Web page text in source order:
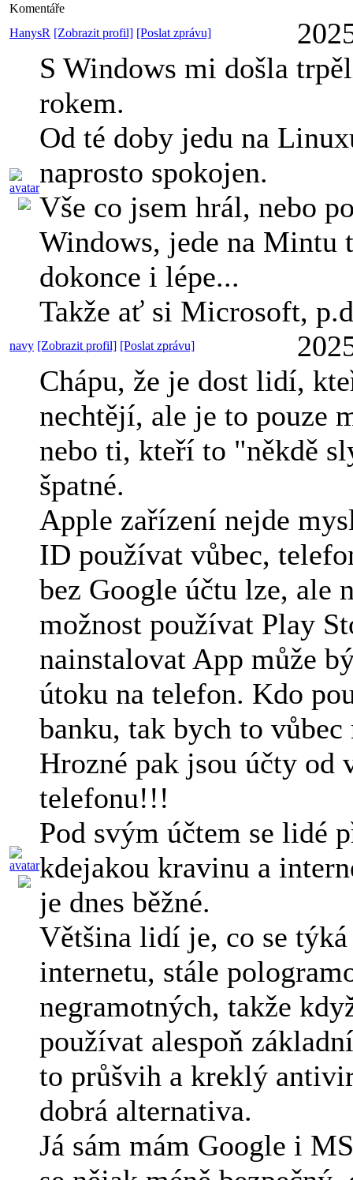
Komentáře
HanysR [Zobrazit profil] [Poslat zprávu]
S Windows mi došla
rokem.
Od té doby jedu na
naprosto spokojen.
Vše co jsem hrál, nebo
Windows, jede na Mintu
dokonce i lépe...
Takže ať si Microsoft,
navy [Zobrazit profil] [Poslat zprávu]
Chápu, že je dost lidí,
nechtějí, ale je to pouze
nebo ti, kteří to "někdě
špatné.
Apple zařízení nejde
ID používat vůbec,
bez Google účtu lze, ale
možnost používat Play
nainstalovat App může
útoku na telefon. Kdo
banku, tak bych to
Hrozné pak jsou účty od
telefonu!!!
Pod svým účtem se lidé
kdejakou kravinu a
je dnes běžné.
Většina lidí je, co se týká
internetu, stále
negramotných, takže
používat alespoň
to průšvih a kreklý
dobrá alternativa.
Já sám mám Google i